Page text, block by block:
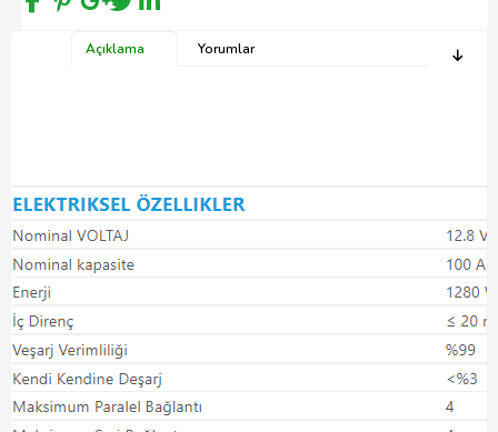
Açıklama Yorumlar